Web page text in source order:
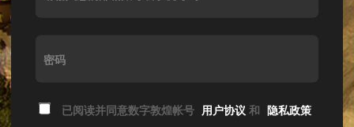
密码
已阅读并同意数字敦煌帐号 用户协议 和 隐私政策